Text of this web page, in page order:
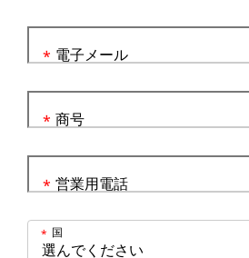
電子メール
*
商号
*
営業用電話
*
国
*